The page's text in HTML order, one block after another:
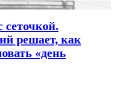
сеточкой.
решает, как
«день